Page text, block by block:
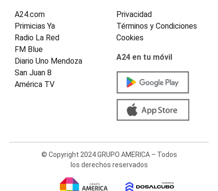
A24.com
Primicias Ya
Radio La Red
FM Blue
Diario Uno Mendoza
San Juan 8
América TV
Privacidad
Términos y Condiciones
Cookies
A24 en tu móvil
© Copyright 2024 GRUPO AMERICA – Todos
los derechos reservados